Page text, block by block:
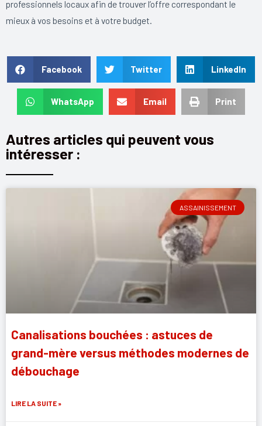
professionnels locaux afin de trouver l’offre correspondant le
mieux à vos besoins et à votre budget.
Facebook Twitter LinkedIn
WhatsApp Email Print
Autres articles qui peuvent vous
intéresser :
ASSAINISSEMENT
Canalisations bouchées : astuces de
grand-mère versus méthodes modernes de
débouchage
LIRE LA SUITE »